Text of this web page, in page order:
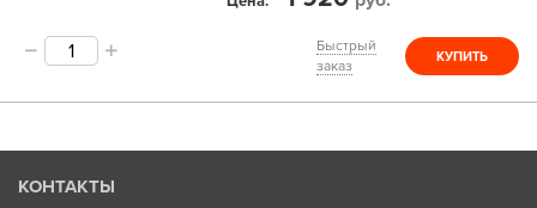
Быстрый
заказ
КУПИТЬ
КОНТАКТЫ